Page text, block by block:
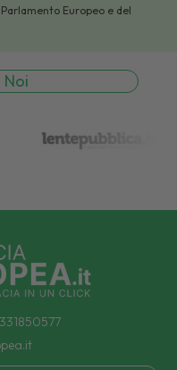
Europeo e del
Noi